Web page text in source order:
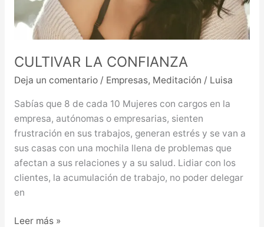
CULTIVAR LA CONFIANZA
Deja un comentario / Empresas, Meditación / Luisa
Sabías que 8 de cada 10 Mujeres con cargos en la
empresa, autónomas o empresarias, sienten
frustración en sus trabajos, generan estrés y se van a
sus casas con una mochila llena de problemas que
afectan a sus relaciones y a su salud. Lidiar con los
clientes, la acumulación de trabajo, no poder delegar
en
Leer más »